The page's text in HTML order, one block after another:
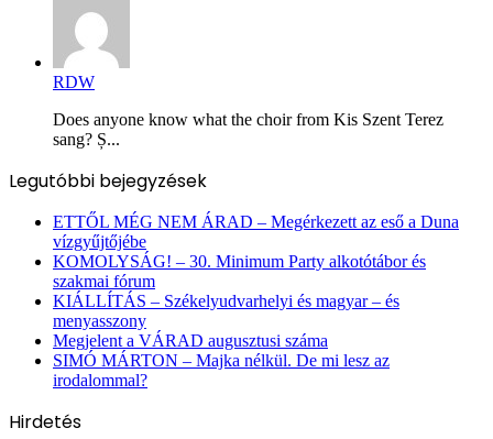
RDW
Does anyone know what the choir from Kis Szent Terez
sang? Ș...
Legutóbbi bejegyzések
ETTŐL MÉG NEM ÁRAD – Megérkezett az eső a Duna
vízgyűjtőjébe
KOMOLYSÁG! – 30. Minimum Party alkotótábor és
szakmai fórum
KIÁLLÍTÁS – Székelyudvarhelyi és magyar – és
menyasszony
Megjelent a VÁRAD augusztusi száma
SIMÓ MÁRTON – Majka nélkül. De mi lesz az
irodalommal?
Hirdetés